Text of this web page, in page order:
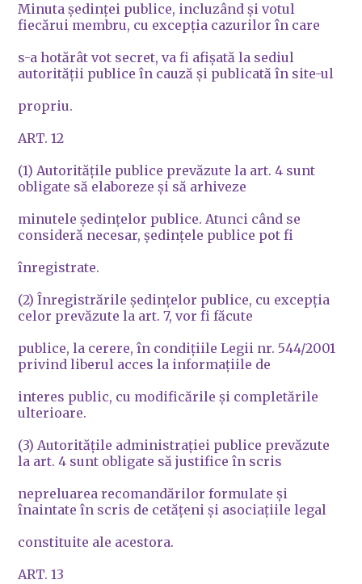
Minuta şedinţei publice, incluzând şi votul
fiecărui membru, cu excepţia cazurilor în care
s-a hotărât vot secret, va fi afişată la sediul
autorităţii publice în cauză şi publicată în site-ul
propriu.
ART. 12
(1) Autorităţile publice prevăzute la art. 4 sunt
obligate să elaboreze şi să arhiveze
minutele şedinţelor publice. Atunci când se
consideră necesar, şedinţele publice pot fi
înregistrate.
(2) Înregistrările şedinţelor publice, cu excepţia
celor prevăzute la art. 7, vor fi făcute
publice, la cerere, în condiţiile Legii nr. 544/2001
privind liberul acces la informaţiile de
interes public, cu modificările şi completările
ulterioare.
(3) Autorităţile administraţiei publice prevăzute
la art. 4 sunt obligate să justifice în scris
nepreluarea recomandărilor formulate şi
înaintate în scris de cetăţeni şi asociaţiile legal
constituite ale acestora.
ART. 13